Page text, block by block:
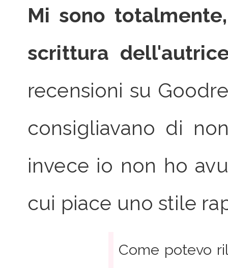
Mi sono
scrittura
recensioni su
consigliavano di
invece io non ho
cui piace uno stile
Come potevo